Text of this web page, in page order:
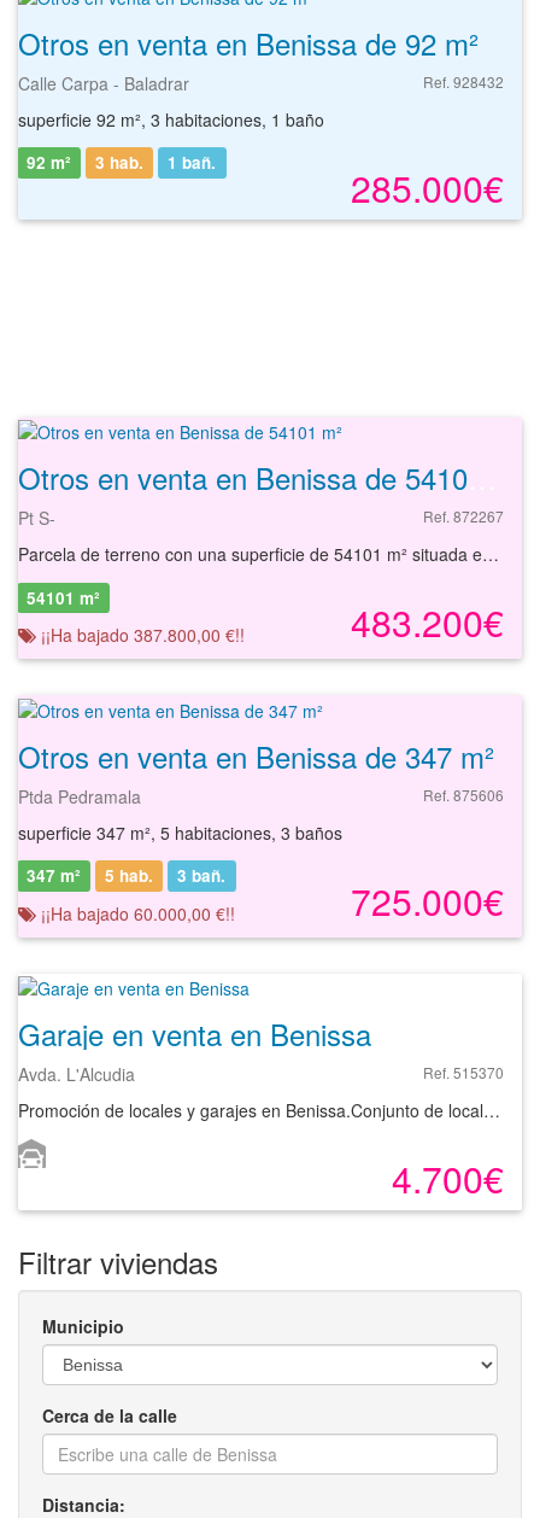
Otros en venta en Benissa de 92 m²
Calle Carpa - Baladrar Ref. 928432
superficie 92 m², 3 habitaciones, 1 baño
285.000€
92 m² 3 hab. 1 bañ.
Pt S- Ref. 872267
Parcela de terreno con una superficie de 54101 m² situada en la localidad de Benissa, provincia de Alicante. Se trata de un terreno clasificado como suelo urbanizable no programado con una superficie de 54101 m², de uso residencial y con una edificabilidad de 9190 m²t. La finca registral se encuentra ubicada en zona situada al sureste del casco urbano de la población, a unos 5,5 km y a 3 km del mar Mediterráneo. Existen líneas regulares de de autobuses interurbanos y un pequeño puerto deportivo, junto al término municipal de Calpe. Con nuestros servicios podrá conocer las posibilidades reales de este suelo y valorar sus posibilidades de inversión. Empiece ahora mismo pidiendo más información. Un responsable cercano a usted le atenderá personalmente.
483.200€
54101 m²
¡¡Ha bajado 387.800,00 €!!
Otros en venta en Benissa de 347 m²
Ptda Pedramala Ref. 875606
superficie 347 m², 5 habitaciones, 3 baños
725.000€
347 m² 5 hab. 3 bañ.
¡¡Ha bajado 60.000,00 €!!
Garaje en venta en Benissa
Avda. L'Alcudia Ref. 515370
Promoción de locales y garajes en Benissa.Conjunto de locales situados en la planta baja del edificio y con acceso directo desde calle. Situados al lado de la principal vía de la localidad, en un entorno muy céntrico y bien comunicado. Disponen de muy buena visibilidad desde el exterior y además cuentan con plazas de parking ubicados en la planta sótano del edificio, Cabe la posibilidad de adquirir más plazas de parking en el mismo edificio según disponibilidad.En Benisa, municipio que cuenta con buenas comunicaciones por carretera a través de la nacional N-332 y Autopista del Mediterráneo AP-7. Consulte disponibilidad y precios y solicite información sin compromiso.
4.700€
Filtrar viviendas
Municipio
Cerca de la calle
Distancia: